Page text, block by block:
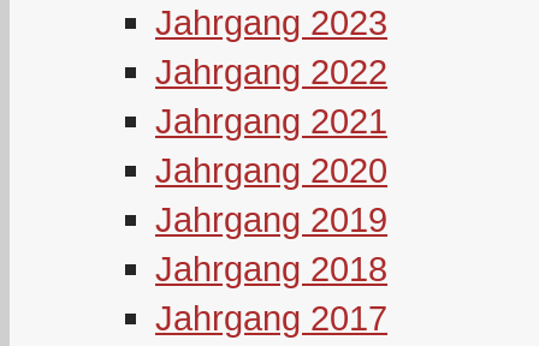
Jahrgang 2023
Jahrgang 2022
Jahrgang 2021
Jahrgang 2020
Jahrgang 2019
Jahrgang 2018
Jahrgang 2017